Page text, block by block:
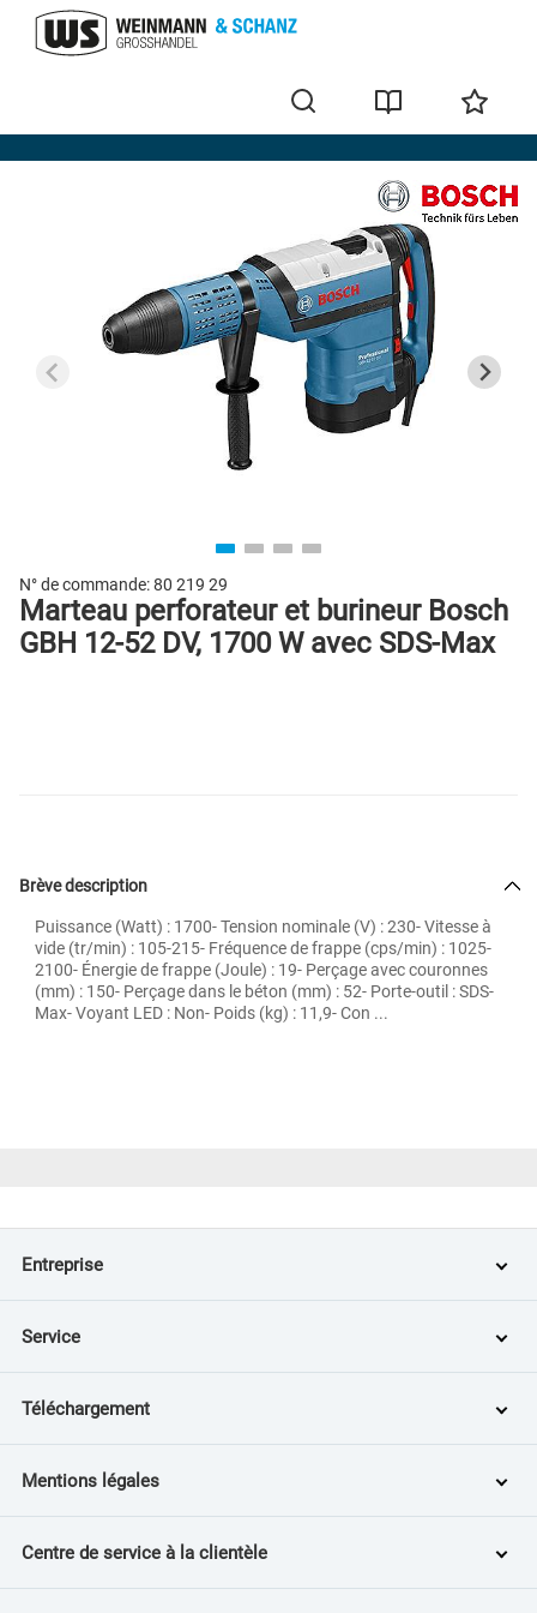
Perforateurs-burineurs
N° de commande:80 219 29
Marteau perforateur et burineur Bosch
GBH 12-52 DV, 1700 W avec SDS-Max
Brève description
Puissance (Watt) : 1700- Tension nominale (V) : 230- Vitesse à
vide (tr/min) : 105-215- Fréquence de frappe (cps/min) : 1025-
2100- Énergie de frappe (Joule) : 19- Perçage avec couronnes
(mm) : 150- Perçage dans le béton (mm) : 52- Porte-outil : SDS-
Max- Voyant LED : Non- Poids (kg) : 11,9- Con ...
Entreprise
Service
Téléchargement
Mentions légales
Centre de service à la clientèle